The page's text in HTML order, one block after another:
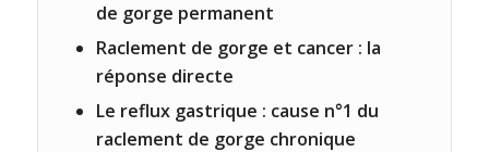
de gorge permanent
Raclement de gorge et cancer : la
réponse directe
Le reflux gastrique : cause n°1 du
raclement de gorge chronique